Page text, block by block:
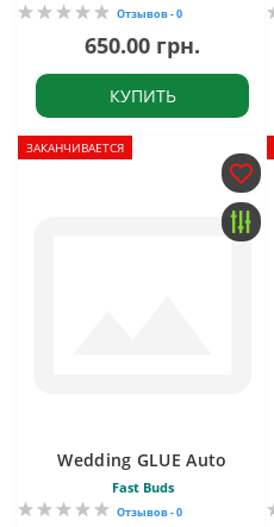
Отзывов - 0
650.00 грн.
КУПИТЬ
ЗАКАНЧИВАЕТСЯ
Wedding GLUE Auto
Fast Buds
Отзывов - 0